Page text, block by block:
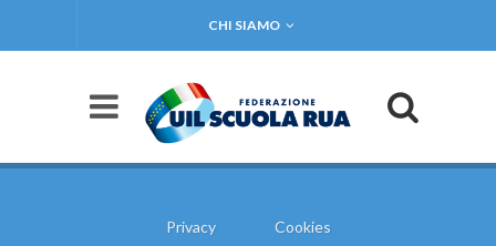
CHI SIAMO
Privacy Cookies